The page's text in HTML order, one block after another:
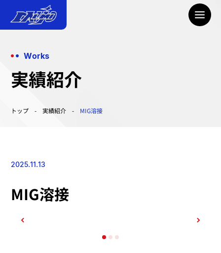
Works
実績紹介
トップ 実績紹介 MIG溶接
2025.11.13
MIG溶接